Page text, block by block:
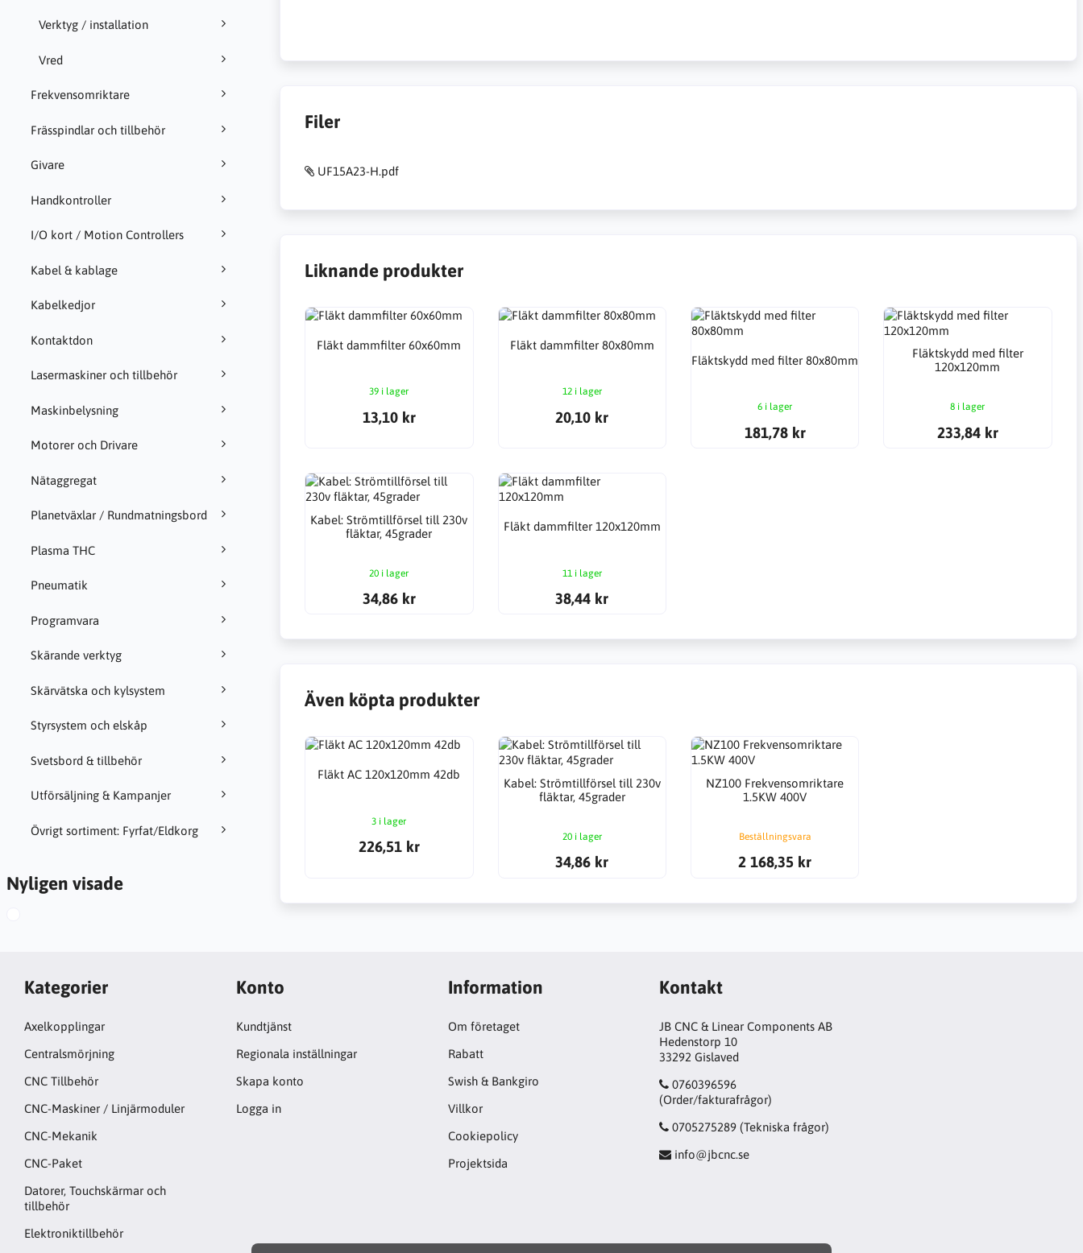
Verktyg / installation
Vred
Frekvensomriktare
Frässpindlar och tillbehör
Givare
Handkontroller
I/O kort / Motion Controllers
Kabel & kablage
Kabelkedjor
Kontaktdon
Lasermaskiner och tillbehör
Maskinbelysning
Motorer och Drivare
Nätaggregat
Planetväxlar / Rundmatningsbord
Plasma THC
Pneumatik
Programvara
Skärande verktyg
Skärvätska och kylsystem
Styrsystem och elskåp
Svetsbord & tillbehör
Utförsäljning & Kampanjer
Övrigt sortiment: Fyrfat/Eldkorg
Nyligen visade
Filer
UF15A23-H.pdf
Liknande produkter
Fläkt dammfilter 60x60mm
39 i lager
13,10 kr
Fläkt dammfilter 80x80mm
12 i lager
20,10 kr
Fläktskydd med filter 80x80mm
6 i lager
181,78 kr
Fläktskydd med filter
120x120mm
8 i lager
233,84 kr
Kabel: Strömtillförsel till 230v
fläktar, 45grader
20 i lager
34,86 kr
Fläkt dammfilter 120x120mm
11 i lager
38,44 kr
Även köpta produkter
Fläkt AC 120x120mm 42db
3 i lager
226,51 kr
Kabel: Strömtillförsel till 230v
fläktar, 45grader
20 i lager
34,86 kr
NZ100 Frekvensomriktare
1.5KW 400V
Beställningsvara
2 168,35 kr
Kategorier
Axelkopplingar
Centralsmörjning
CNC Tillbehör
CNC-Maskiner / Linjärmoduler
CNC-Mekanik
CNC-Paket
Datorer, Touchskärmar och
tillbehör
Elektroniktillbehör
Konto
Kundtjänst
Regionala inställningar
Skapa konto
Logga in
Information
Om företaget
Rabatt
Swish & Bankgiro
Villkor
Cookiepolicy
Projektsida
Kontakt
JB CNC & Linear Components AB
Hedenstorp 10
33292 Gislaved
0760396596
(Order/fakturafrågor)
0705275289 (Tekniska frågor)
info@jbcnc.se